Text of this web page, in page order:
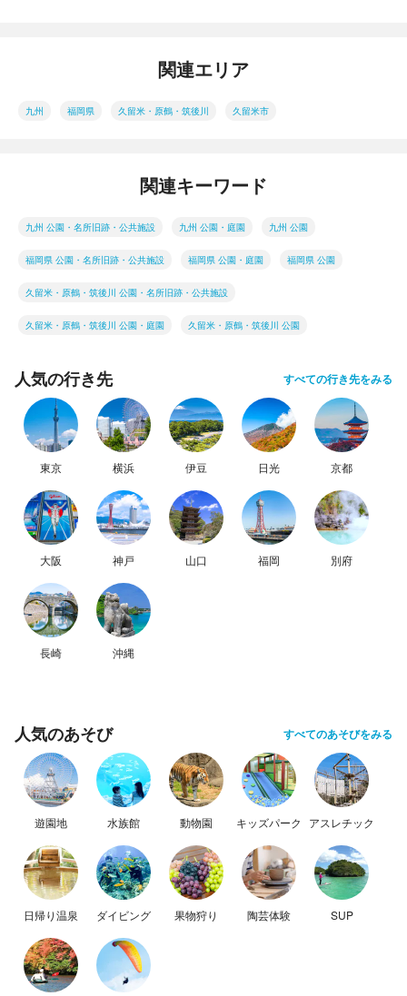
関連エリア
九州 福岡県 久留米・原鶴・筑後川 久留米市
関連キーワード
九州 公園・名所旧跡・公共施設 九州 公園・庭園 九州 公園
福岡県 公園・名所旧跡・公共施設 福岡県 公園・庭園 福岡県 公園
久留米・原鶴・筑後川 公園・名所旧跡・公共施設
久留米・原鶴・筑後川 公園・庭園 久留米・原鶴・筑後川 公園
人気の行き先 すべての行き先をみる
東京 横浜 伊豆 日光 京都
大阪 神戸 山口 福岡 別府
長崎 沖縄
人気のあそび すべてのあそびをみる
遊園地 水族館 動物園 キッズパーク アスレチック
日帰り温泉 ダイビング 果物狩り 陶芸体験 SUP